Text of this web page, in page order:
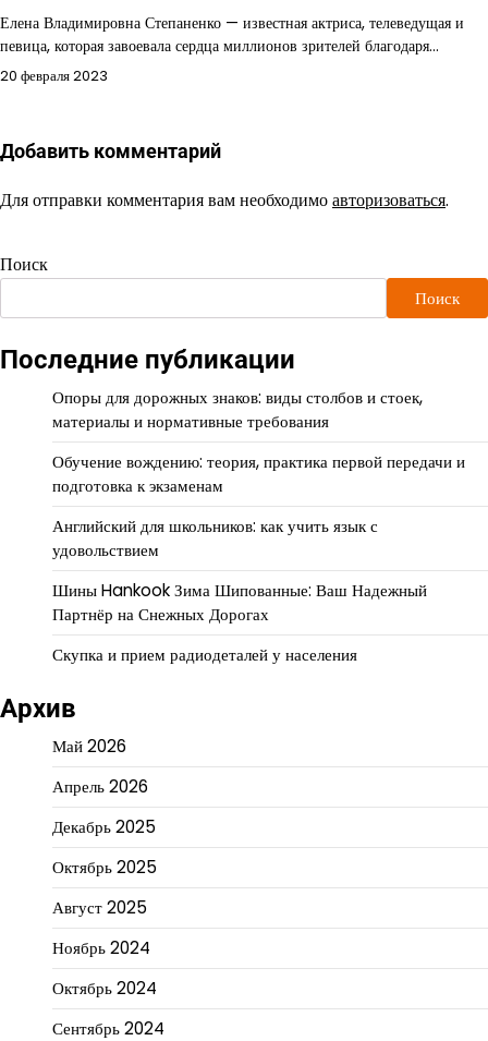
Елена Владимировна Степаненко — известная актриса, телеведущая и
певица, которая завоевала сердца миллионов зрителей благодаря…
20 февраля 2023
Добавить комментарий
Для отправки комментария вам необходимоавторизоваться.
Поиск
Поиск
Последние публикации
Опоры для дорожных знаков: виды столбов и стоек,
материалы и нормативные требования
Обучение вождению: теория, практика первой передачи и
подготовка к экзаменам
Английский для школьников: как учить язык с
удовольствием
Шины Hankook Зима Шипованные: Ваш Надежный
Партнёр на Снежных Дорогах
Скупка и прием радиодеталей у населения
Архив
Май 2026
Апрель 2026
Декабрь 2025
Октябрь 2025
Август 2025
Ноябрь 2024
Октябрь 2024
Сентябрь 2024